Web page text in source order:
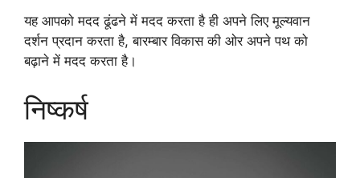
यह आपको मदद ढूंढने में मदद करता है ही अपने लिए मूल्यवान
दर्शन प्रदान करता है, बारम्बार विकास की ओर अपने पथ को
बढ़ाने में मदद करता है।
निष्कर्ष